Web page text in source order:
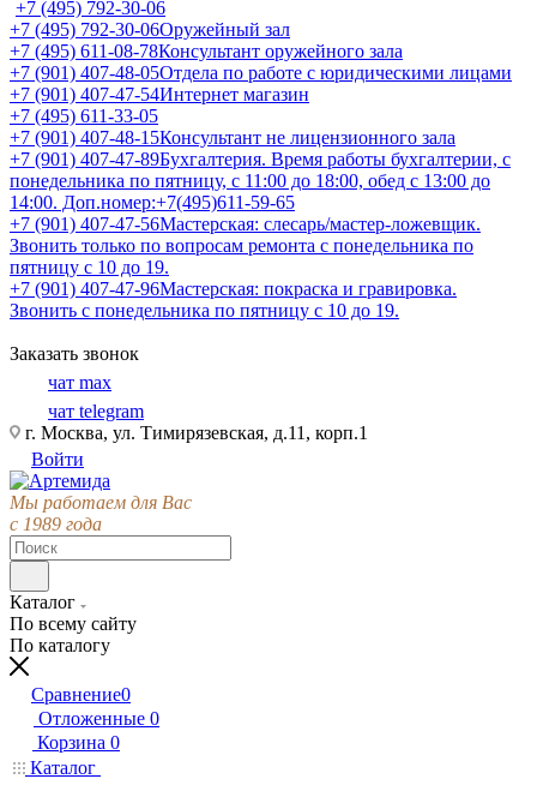
+7 (495) 792-30-06
+7 (495) 792-30-06Оружейный зал
+7 (495) 611-08-78Консультант оружейного зала
+7 (901) 407-48-05Отдела по работе с юридическими лицами
+7 (901) 407-47-54Интернет магазин
+7 (495) 611-33-05
+7 (901) 407-48-15Консультант не лицензионного зала
+7 (901) 407-47-89Бухгалтерия. Время работы бухгалтерии, с
понедельника по пятницу, с 11:00 до 18:00, обед с 13:00 до
14:00. Доп.номер:+7(495)611-59-65
+7 (901) 407-47-56Мастерская: слесарь/мастер-ложевщик.
Звонить только по вопросам ремонта с понедельника по
пятницу с 10 до 19.
+7 (901) 407-47-96Мастерская: покраска и гравировка.
Звонить с понедельника по пятницу с 10 до 19.
Заказать звонок
чат max
чат telegram
г. Москва, ул. Тимирязевская, д.11, корп.1
Войти
Мы работаем для Вас
с 1989 года
Каталог
По всему сайту
По каталогу
Сравнение0
Отложенные 0
Корзина 0
Каталог